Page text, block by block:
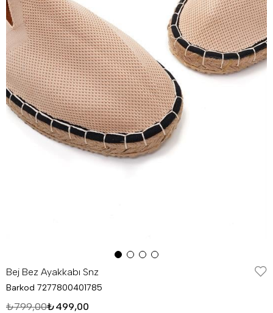
Bej Bez Ayakkabı Snz
Barkod 7277800401785
₺799,00₺499,00